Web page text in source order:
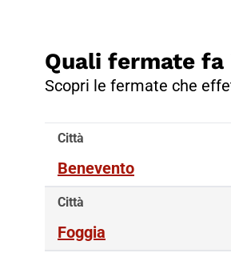
Quali fermate
Scopri le fermate che
Città
Benevento
Città
Foggia